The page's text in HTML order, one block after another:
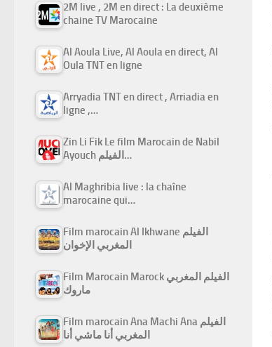
2M live , 2M en direct : La deuxième
chaine TV Marocaine
Al Aoula Live, Al Aoula en direct, Al
Oula TNT en ligne
Arryadia TNT en direct , Arriadia en
ligne ,…
Zin Li Fik Le film Marocain de Nabil
Ayouch الفيلم…
Al Maghribia live : la chaîne
marocaine qui…
Film marocain Al Ikhwane الفيلم
المغربي الإخوان
Film Marocain Marock الفيلم المغربي
ماروك
Film marocain Ana Machi Ana الفيلم
المغربي أنا ماشي أنا